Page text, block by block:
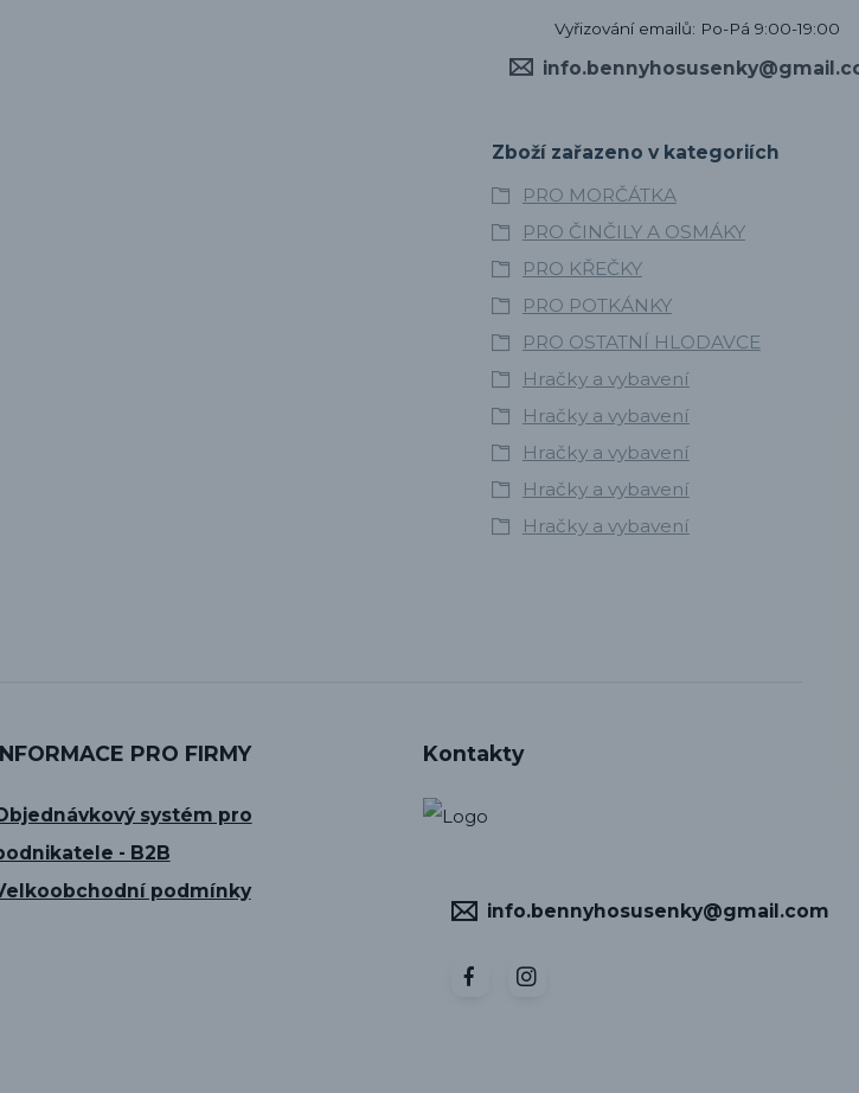
Vyřizování emailů: Po-Pá 9:00-19:00
Zboží zařazeno v kategoriích
PRO MORČÁTKA
PRO ČINČILY A OSMÁKY
PRO KŘEČKY
PRO POTKÁNKY
PRO OSTATNÍ HLODAVCE
Hračky a vybavení
Hračky a vybavení
Hračky a vybavení
Hračky a vybavení
Hračky a vybavení
PRO FIRMY
systém pro
- B2B
podmínky
Kontakty
info.bennyhosusenky@gmail.com